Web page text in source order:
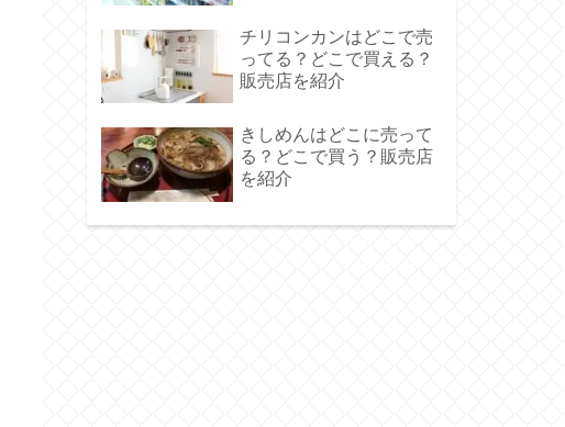
チリコンカンはどこで売
ってる？どこで買える？
販売店を紹介
きしめんはどこに売って
る？どこで買う？販売店
を紹介